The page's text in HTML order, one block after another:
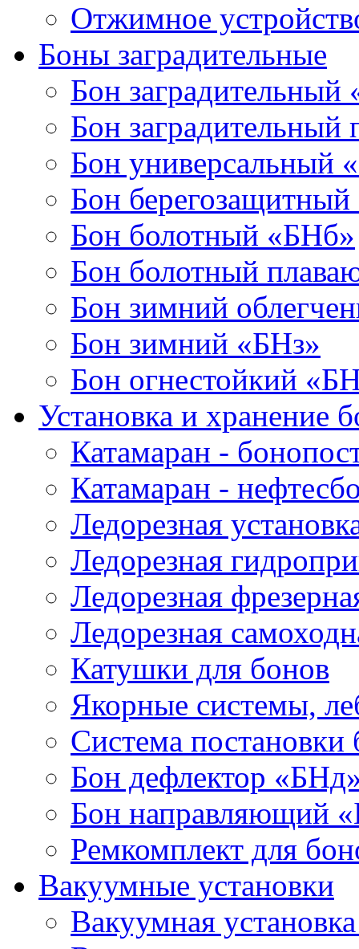
Отжимное
Боны заградительные
Бон заградительный
Бон
Бон универсальный
Бон
Бон болотный «БНб»
Бон болотный
Бон зимний
Бон зимний «БНз»
Бон огнестойкий
Установка и хранение
Катамаран -
Катамаран -
Ледорезная
Ледорезная
Ледорезная
Ледорезная
Катушки для бонов
Якорные системы,
Система
Бон дефлектор
Бон направляющий
Ремкомплект для
Вакуумные установки
Вакуумная